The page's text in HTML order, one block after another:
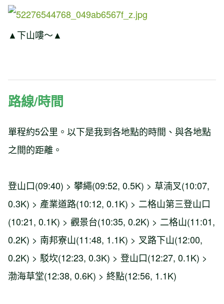
▲下山嘍～▲
路線/時間
單程約5公里。以下是我到各地點的時間、與各地點
之間的距離。
登山口(09:40) > 攀繩(09:52, 0.5K) > 草湳叉(10:07,
0.3K) > 產業道路(10:12, 0.1K) > 二格山第三登山口
(10:21, 0.1K) > 觀景台(10:35, 0.2K) > 二格山(11:01,
0.2K) > 南邦寮山(11:48, 1.1K) > 叉路下山(12:00,
0.2K) > 駁坎(12:23, 0.3K) > 登山口(12:27, 0.1K) >
渤海草堂(12:38, 0.6K) > 終點(12:56, 1.1K)